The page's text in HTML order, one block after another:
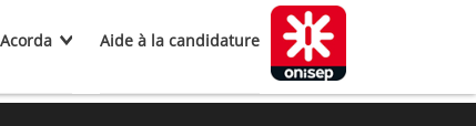
Acorda Aide à la candidature